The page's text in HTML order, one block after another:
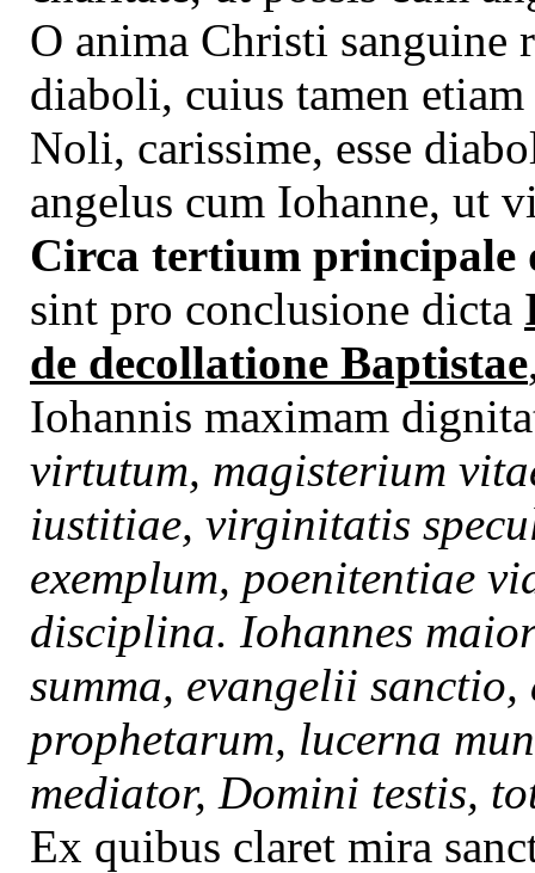
O anima Christi sanguine
diaboli, cuius tamen etiam
Noli, carissime, esse
angelus cum Iohanne, ut
Circa tertium principale
sint pro conclusione dicta
de decollatione Baptistae
Iohannis maximam
virtutum, magisterium
iustitiae, virginitatis
exemplum, poenitentiae
disciplina. Iohannes
summa, evangelii
prophetarum, lucerna
mediator, Domini testis,
Ex quibus claret mira